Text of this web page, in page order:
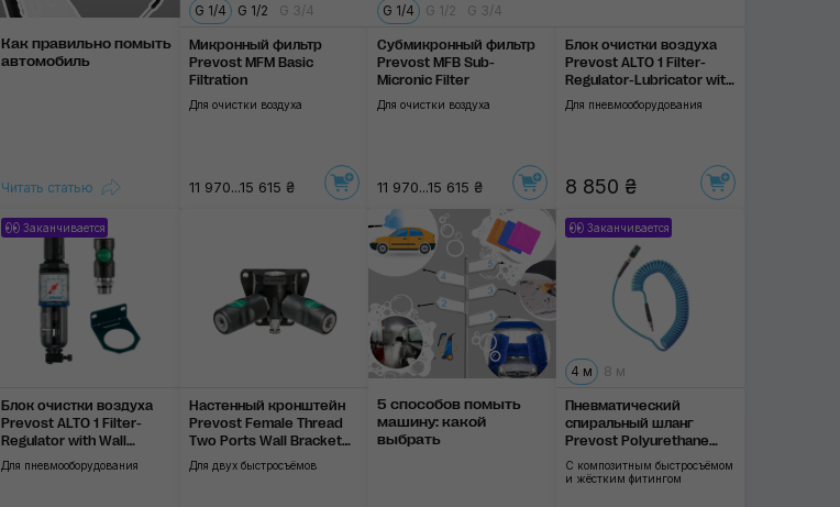
Как правильно помыть
автомобиль
Читать статью
G 1/4 G 1/2 G 3/4
Микронный фильтр
Prevost MFM Basic
Filtration
Для очистки воздуха
11 970...15 615 ₴
G 1/4 G 1/2 G 3/4
Субмикронный фильтр
Prevost MFB Sub-
Micronic Filter
Для очистки воздуха
11 970...15 615 ₴
Блок очистки воздуха
Prevost ALTO 1 Filter-
Regulator-Lubricator with
Diverter Block
Для пневмооборудования
8 850 ₴
Заканчивается
Блок очистки воздуха
Prevost ALTO 1 Filter-
Regulator with Wall
Bracket
Для пневмооборудования
Настенный кронштейн
Prevost Female Thread
Two Ports Wall Bracket
G1/2
Для двух быстросъёмов
5 способов помыть
машину: какой
выбрать
Заканчивается
4 м 8 м
Пневматический
спиральный шланг
Prevost Polyurethane
Recoil
С композитным быстросъёмом
и жёстким фитингом